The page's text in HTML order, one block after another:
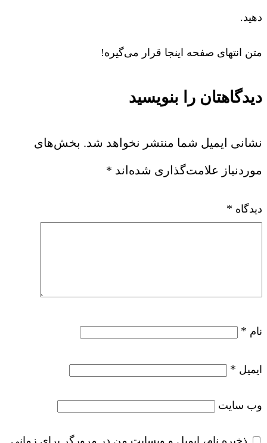
دهید.
متن انتهای صفحه اینجا قرار می‌گیره!
دیدگاهتان را بنویسید
نشانی ایمیل شما منتشر نخواهد شد. بخش‌های
موردنیاز علامت‌گذاری شده‌اند *
دیدگاه *
نام *
ایمیل *
وب‌ سایت